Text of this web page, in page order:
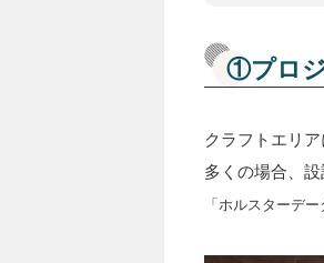
①プロ
クラフトエリア
多くの場合、
「ホルスターデ